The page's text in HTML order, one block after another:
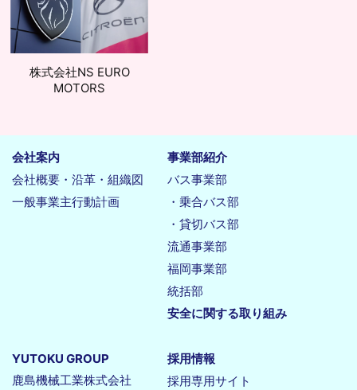
株式会社NS EURO
MOTORS
会社案内
会社概要・沿革・組織図
一般事業主行動計画
事業部紹介
バス事業部
・乗合バス部
・貸切バス部
流通事業部
福岡事業部
統括部
安全に関する取り組み
YUTOKU GROUP
鹿島機械工業株式会社
採用情報
採用専用サイト